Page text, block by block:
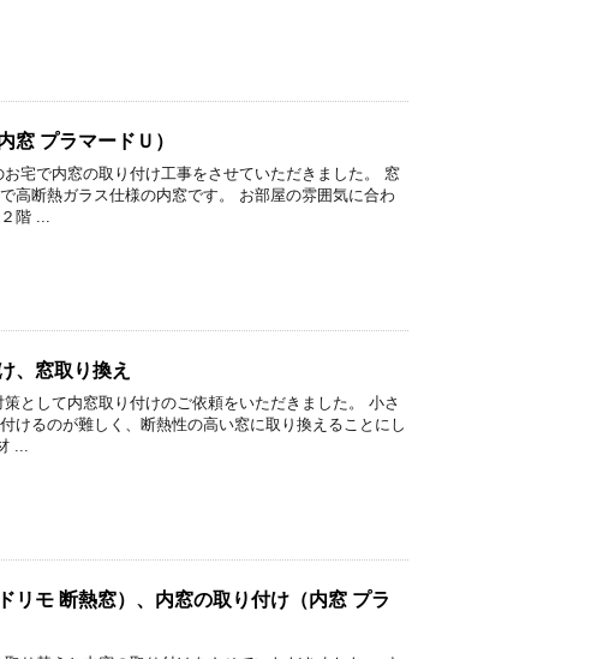
プラマードＵ）
宅で内窓の取り付け工事をさせていただきました。 窓
高断熱ガラス仕様の内窓です。 お部屋の雰囲気に合わ
階 ...
、窓取り換え
として内窓取り付けのご依頼をいただきました。 小さ
けるのが難しく、断熱性の高い窓に取り換えることにし
...
モ 断熱窓）、内窓の取り付け（内窓 プラ